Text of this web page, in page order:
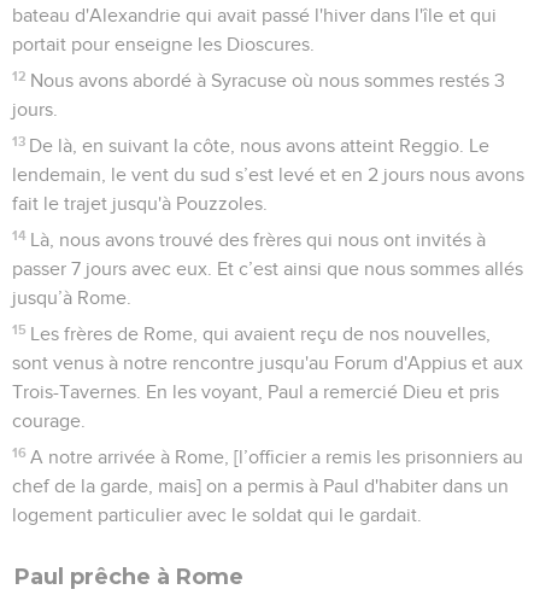
bateau d'Alexandrie qui avait passé l'hiver dans l'île et qui
portait pour enseigne les Dioscures.
12 Nous avons abordé à Syracuse où nous sommes restés 3
jours.
13 De là, en suivant la côte, nous avons atteint Reggio. Le
lendemain, le vent du sud s’est levé et en 2 jours nous avons
fait le trajet jusqu'à Pouzzoles.
14 Là, nous avons trouvé des frères qui nous ont invités à
passer 7 jours avec eux. Et c’est ainsi que nous sommes allés
jusqu’à Rome.
15 Les frères de Rome, qui avaient reçu de nos nouvelles,
sont venus à notre rencontre jusqu'au Forum d'Appius et aux
Trois-Tavernes. En les voyant, Paul a remercié Dieu et pris
courage.
16 A notre arrivée à Rome, [l’officier a remis les prisonniers au
chef de la garde, mais] on a permis à Paul d'habiter dans un
logement particulier avec le soldat qui le gardait.
Paul prêche à Rome